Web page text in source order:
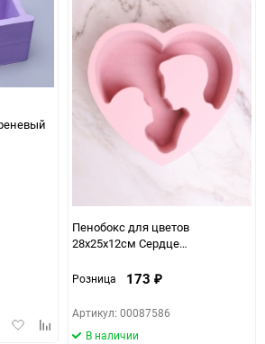
ДобавитьДобавить
Пенобокс для цветов
28х25х12см Сердце
Розница 173 ₽
Артикул: 00087586
В наличии